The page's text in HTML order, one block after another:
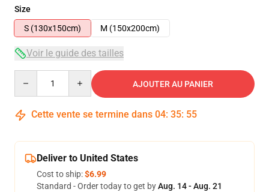
Size
S (130x150cm)
M (150x200cm)
Voir le guide des tailles
AJOUTER AU PANIER
Cette vente se termine dans 04: 35: 54
Deliver to United States
Cost to ship:$6.99
Standard - Order today to get byAug. 14 - Aug. 21